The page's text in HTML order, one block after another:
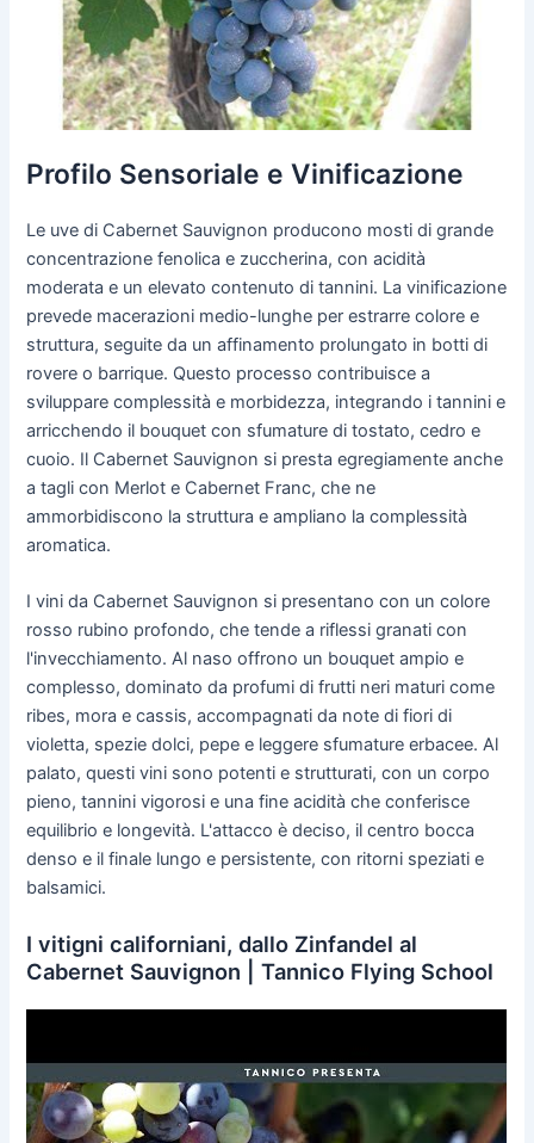
Profilo Sensoriale e Vinificazione
Le uve di Cabernet Sauvignon producono mosti di grande
concentrazione fenolica e zuccherina, con acidità
moderata e un elevato contenuto di tannini. La vinificazione
prevede macerazioni medio-lunghe per estrarre colore e
struttura, seguite da un affinamento prolungato in botti di
rovere o barrique. Questo processo contribuisce a
sviluppare complessità e morbidezza, integrando i tannini e
arricchendo il bouquet con sfumature di tostato, cedro e
cuoio. Il Cabernet Sauvignon si presta egregiamente anche
a tagli con Merlot e Cabernet Franc, che ne
ammorbidiscono la struttura e ampliano la complessità
aromatica.
I vini da Cabernet Sauvignon si presentano con un colore
rosso rubino profondo, che tende a riflessi granati con
l'invecchiamento. Al naso offrono un bouquet ampio e
complesso, dominato da profumi di frutti neri maturi come
ribes, mora e cassis, accompagnati da note di fiori di
violetta, spezie dolci, pepe e leggere sfumature erbacee. Al
palato, questi vini sono potenti e strutturati, con un corpo
pieno, tannini vigorosi e una fine acidità che conferisce
equilibrio e longevità. L'attacco è deciso, il centro bocca
denso e il finale lungo e persistente, con ritorni speziati e
balsamici.
I vitigni californiani, dallo Zinfandel al
Cabernet Sauvignon | Tannico Flying School